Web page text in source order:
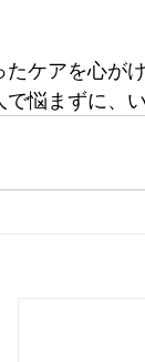
ケアを心がけ
悩まずに、